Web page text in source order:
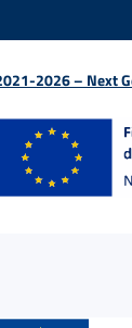
2026 – Next